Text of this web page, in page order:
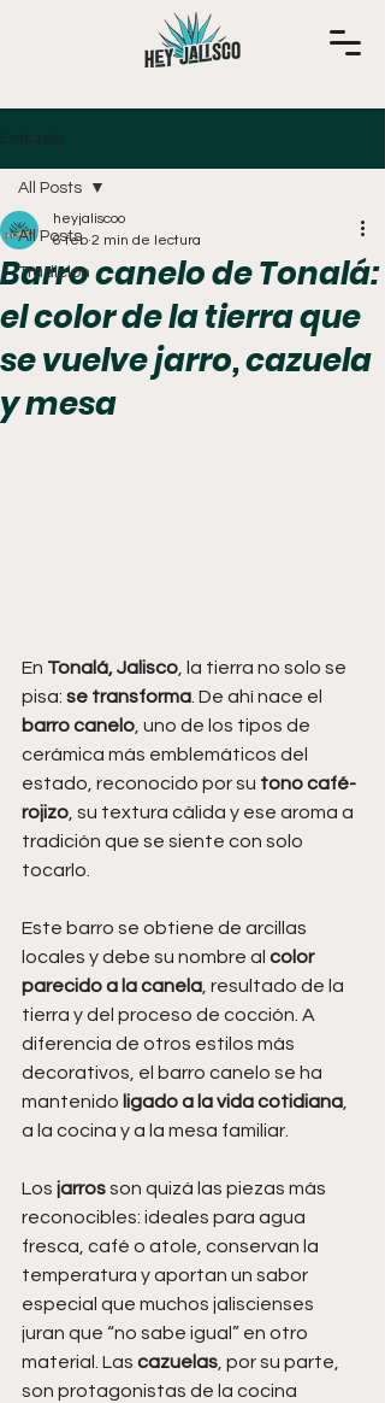
Entrada
All Posts
Tradición
All Posts
Barro canelo de Tonalá:
el color de la tierra que
se vuelve jarro, cazuela
y mesa
heyjaliscoo
6 feb 2 min de lectura
En Tonalá, Jalisco, la tierra no solo se
pisa: se transforma. De ahí nace el
barro canelo, uno de los tipos de
cerámica más emblemáticos del
estado, reconocido por su tono café-
rojizo, su textura cálida y ese aroma a
tradición que se siente con solo
tocarlo.
Este barro se obtiene de arcillas
locales y debe su nombre al color
parecido a la canela, resultado de la
tierra y del proceso de cocción. A
diferencia de otros estilos más
decorativos, el barro canelo se ha
mantenido ligado a la vida cotidiana,
a la cocina y a la mesa familiar.
Los jarros son quizá las piezas más
reconocibles: ideales para agua
fresca, café o atole, conservan la
temperatura y aportan un sabor
especial que muchos jaliscienses
juran que “no sabe igual” en otro
material. Las cazuelas, por su parte,
son protagonistas de la cocina